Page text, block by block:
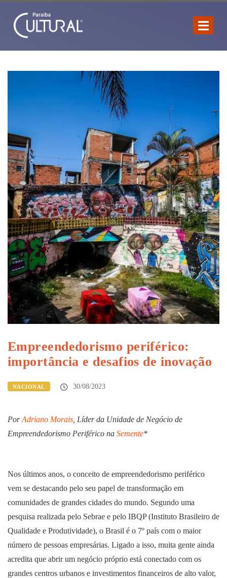
Empreendedorismo periférico:
importância e desafios de inovação
NACIONAL 30/08/2023
PorAdriano Morais , Líder da Unidade de Negócio de
Empreendedorismo Periférico na Semente*
Nos últimos anos, o conceito de empreendedorismo periférico
vem se destacando pelo seu papel de transformação em
comunidades de grandes cidades do mundo. Segundo uma
pesquisa realizada pelo Sebrae e pelo IBQP (Instituto Brasileiro de
Qualidade e Produtividade), o Brasil é o 7º país com o maior
número de pessoas empresárias. Ligado a isso, muita gente ainda
acredita que abrir um negócio próprio está conectado com os
grandes centros urbanos e investimentos financeiros de alto valor,